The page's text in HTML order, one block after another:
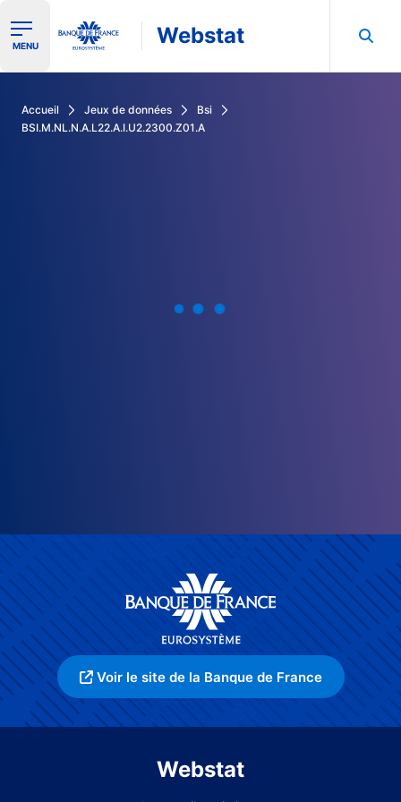
Ouvrir le menu de navigation
MENU Webstat
Accueil Jeux de données
Bsi
BSI.M.NL.N.A.L22.A.I.U2.2300.Z01.A
Voir le site de la Banque de France
Webstat